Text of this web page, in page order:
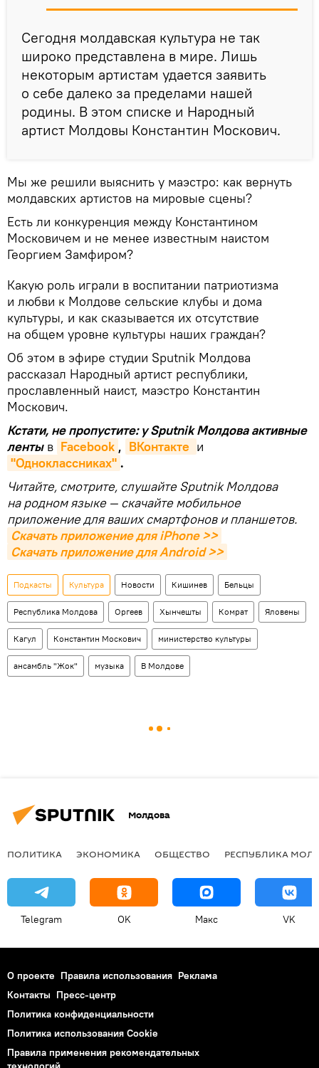
Сегодня молдавская культура не так
широко представлена в мире. Лишь
некоторым артистам удается заявить
о себе далеко за пределами нашей
родины. В этом списке и Народный
артист Молдовы Константин Москович.
Мы же решили выяснить у маэстро: как вернуть
молдавских артистов на мировые сцены?
Есть ли конкуренция между Константином
Московичем и не менее известным наистом
Георгием Замфиром?
Какую роль играли в воспитании патриотизма
и любви к Молдове сельские клубы и дома
культуры, и как сказывается их отсутствие
на общем уровне культуры наших граждан?
Об этом в эфире студии Sputnik Молдова
рассказал Народный артист республики,
прославленный наист, маэстро Константин
Москович.
Кстати, не пропустите: у Sputnik Молдова активные
ленты в Facebook , ВКонтакте и
"Одноклассниках" .
Читайте, смотрите, слушайте Sputnik Молдова
на родном языке — скачайте мобильное
приложение для ваших смартфонов и планшетов.
Скачать приложение для iPhone >>
Скачать приложение для Android >>
Подкасты Культура Новости Кишинев Бельцы
Республика Молдова Оргеев Хынчешты Комрат Яловены
Кагул Константин Москович министерство культуры
ансамбль "Жок" музыка В Молдове
Молдова
ПОЛИТИКА ЭКОНОМИКА ОБЩЕСТВО РЕСПУБЛИКА
Telegram OK Макс VK
О проекте Правила использования Реклама
Контакты Пресс-центр
Политика конфиденциальности
Политика использования Cookie
Правила применения рекомендательных